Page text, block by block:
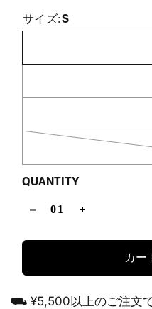
サイズ:S
QUANTITY
カー
⛟ ¥5,500以上のご注文